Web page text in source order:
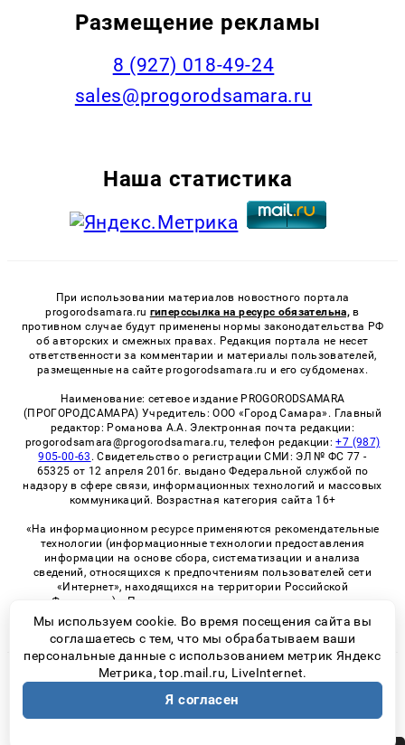
Размещение рекламы
8 (927) 018-49-24
sales@progorodsamara.ru
Наша статистика
При использовании материалов новостного портала
progorodsamara.ru гиперссылка на ресурс обязательна, в
противном случае будут применены нормы законодательства РФ
об авторских и смежных правах. Редакция портала не несет
ответственности за комментарии и материалы пользователей,
размещенные на сайте progorodsamara.ru и его субдоменах.
Наименование: сетевое издание PROGORODSAMARA
(ПРОГОРОДСАМАРА) Учредитель: ООО «Город Самара». Главный
редактор: Романова А.А. Электронная почта редакции:
progorodsamara@progorodsamara.ru, телефон редакции:+7 (987)
905-00-63 . Свидетельство о регистрации СМИ: ЭЛ № ФС 77 -
65325 от 12 апреля 2016г. выдано Федеральной службой по
надзору в сфере связи, информационных технологий и массовых
коммуникаций. Возрастная категория сайта 16+
«На информационном ресурсе применяются рекомендательные
технологии (информационные технологии предоставления
информации на основе сбора, систематизации и анализа
сведений, относящихся к предпочтениям пользователей сети
«Интернет», находящихся на территории Российской
Федерации)». Правила применения рекомендательных
технологий в виджетах рекламно-обменной сети
«СМИ2» (PDF)
© 2026 «ProGorodSamara» | Все права защищены
Возрастная категория сайта 16+
Политика конфиденциальности
Мы используем cookie. Во время посещения сайта вы
соглашаетесь с тем, что мы обрабатываем ваши
персональные данные с использованием метрик Яндекс
Метрика, top.mail.ru, LiveInternet.
Я согласен